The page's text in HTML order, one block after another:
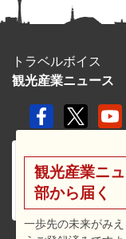
トラベルボイス
観光産業ニュース
観光産業ニ
部から届く
一歩先の未来がみ